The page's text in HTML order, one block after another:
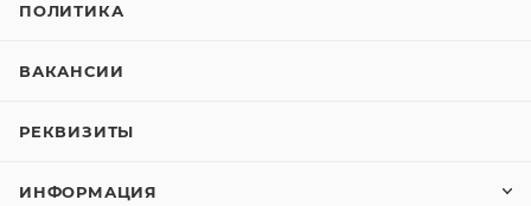
ПОЛИТИКА
ВАКАНСИИ
РЕКВИЗИТЫ
ИНФОРМАЦИЯ